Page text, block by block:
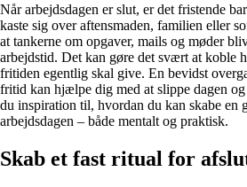
Når arbejdsdagen er slut, er det fristende
kaste sig over aftensmaden, familien eller
at tankerne om opgaver, mails og møder
arbejdstid. Det kan gøre det svært at koble
fritiden egentlig skal give. En bevidst
fritid kan hjælpe dig med at slippe dagen
du inspiration til, hvordan du kan skabe en
arbejdsdagen – både mentalt og praktisk.
Skab et fast ritual for